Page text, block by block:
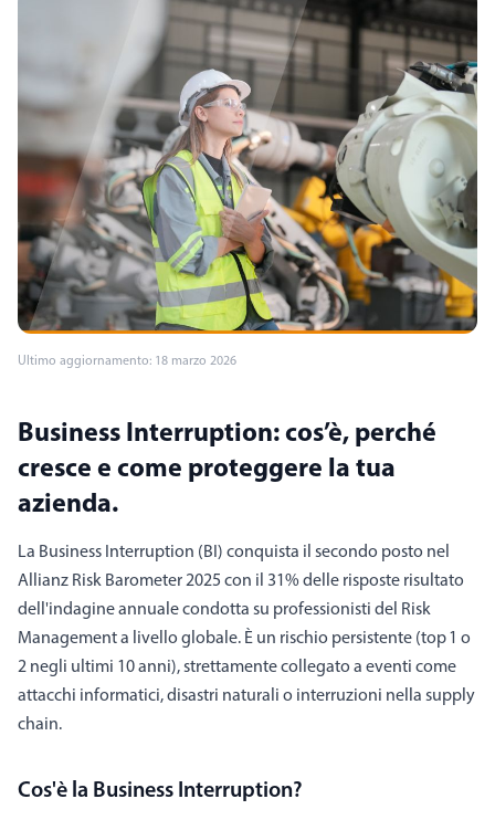
Ultimo aggiornamento: 18 marzo 2026
Business Interruption: cos’è, perché
cresce e come proteggere la tua
azienda.
La Business Interruption (BI) conquista il secondo posto nel
Allianz Risk Barometer 2025 con il 31% delle risposte risultato
dell'indagine annuale condotta su professionisti del Risk
Management a livello globale. È un rischio persistente (top 1 o
2 negli ultimi 10 anni), strettamente collegato a eventi come
attacchi informatici, disastri naturali o interruzioni nella supply
chain.
Cos'è la Business Interruption?